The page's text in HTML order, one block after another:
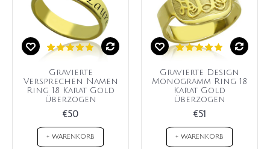
Gravierte
Versprechen Namen
Ring 18 Karat Gold
überzogen
€50
+ WARENKORB
Gravierte Design
Monogramm Ring 18
Karat Gold
überzogen
€51
+ WARENKORB